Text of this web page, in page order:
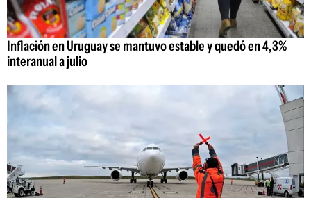
Inflación en Uruguay se mantuvo estable y quedó en 4,3%
interanual a julio